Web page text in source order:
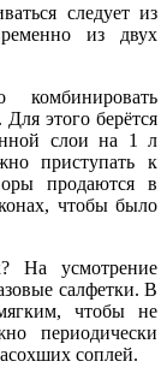
следует из
из двух
этого берётся
слои на 1 л
приступать к
продаются в
чтобы было
На усмотрение
салфетки. В
чтобы не
периодически
соплей.